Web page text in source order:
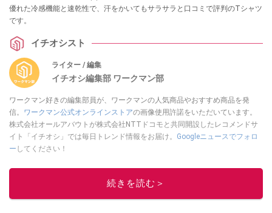
優れた冷感機能と速乾性で、汗をかいてもサラサラと口コミで評判のTシャツ
です。
イチオシスト
ライター / 編集
イチオシ編集部 ワークマン部
ワークマン好きの編集部員が、ワークマンの人気商品やおすすめ商品を発
信。 ワークマン公式オンラインストアの画像使用許諾をいただいています。
株式会社オールアバウトが株式会社NTTドコモと共同開設したレコメンドサ
イト「イチオシ」では毎日トレンド情報をお届け。 Googleニュースでフォロ
ー してください！
このイチオシストの他の記事を読む
続きを読む＞